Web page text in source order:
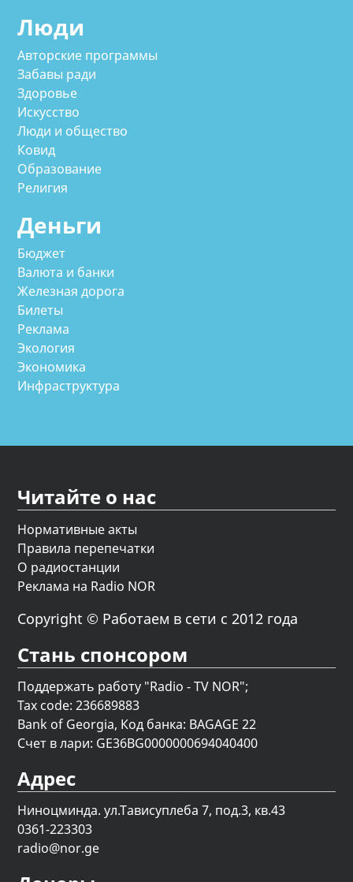
Люди
Авторские программы
Забавы ради
Здоровье
Искусство
Люди и общество
Ковид
Образование
Религия
Деньги
Бюджет
Валюта и банки
Железная дорога
Билеты
Реклама
Экология
Экономика
Инфраструктура
Читайте о нас
Нормативные акты
Правила перепечатки
О радиостанции
Реклама на Radio NOR
Copyright © Работаем в сети с 2012 года
Стань спонсором
Поддержать работу "Radio - TV NOR";
Tax code: 236689883
Bank of Georgia, Код банка: BAGAGE 22
Счет в лари: GE36BG0000000694040400
Адрес
Ниноцминда. ул.Тависуплеба 7, под.3, кв.43
0361-223303
radio@nor.ge